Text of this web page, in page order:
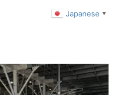
Japanese ▼